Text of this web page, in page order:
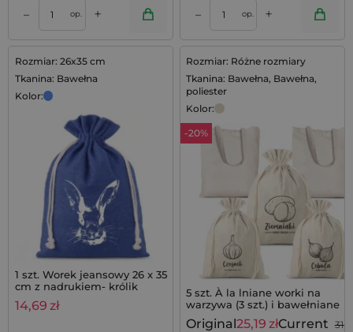
– op. + – op. +
Rozmiar: 26x35 cm
Tkanina: Bawełna
Kolor:
1 szt. Worek jeansowy 26 x 35
cm z nadrukiem- królik
14,69 zł
Rozmiar: Różne rozmiary
Tkanina: Bawełna, Bawełna,
poliester
Kolor:
-20%
5 szt. À la lniane worki na
warzywa (3 szt.) i bawełniane
torby na zakupy (2 szt.)
Original25,19 złCurrent